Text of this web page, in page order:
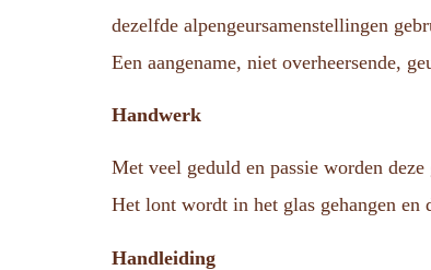
dezelfde alpengeursamenstellingen
Een aangename, niet overheersende,
Handwerk
Met veel geduld en passie worden
Het lont wordt in het glas gehangen en
Handleiding